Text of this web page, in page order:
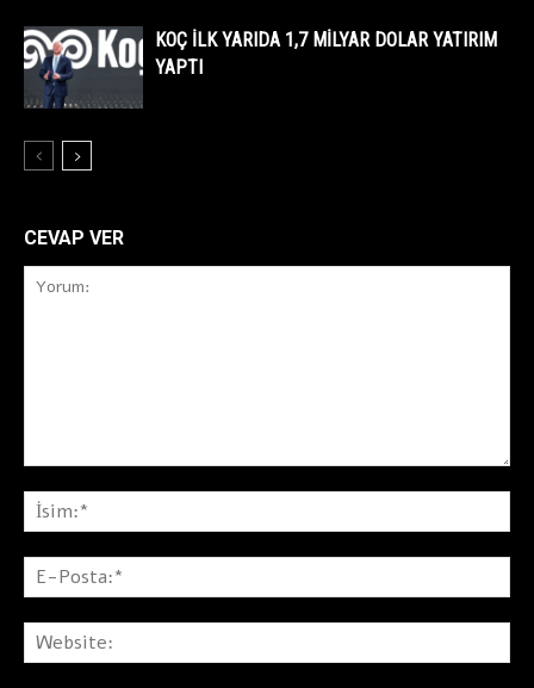
KOÇ İLK YARIDA 1,7 MİLYAR DOLAR YATIRIM
YAPTI
CEVAP VER